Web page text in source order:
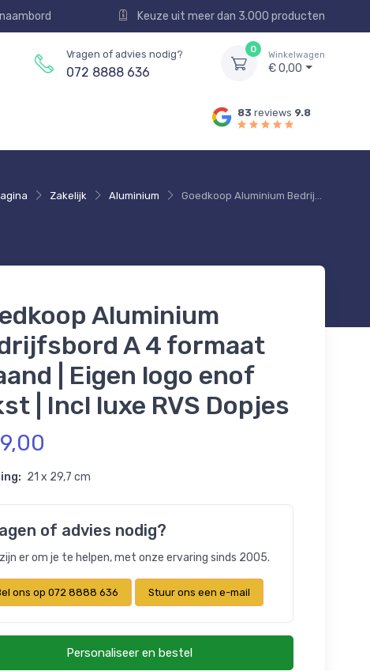
Keuze uit meer dan 3.000 producten
Vragen of advies nodig?
072 8888 636
0
Winkelwagen
€ 0,00
83 reviews 9.8
Zakelijk Aluminium Goedkoop Aluminium Bedrijfsbord A 4 formaat Staand | Eigen logo enof tekst | Incl luxe RVS Dopjes
Aluminium
A 4 formaat
| Eigen logo enof
| Incl luxe RVS Dopjes
21 x 29,7 cm
of advies nodig?
er om je te helpen, met onze ervaring sinds 2005.
ons op 072 8888 636 Stuur ons een e-mail
Personaliseer en bestel